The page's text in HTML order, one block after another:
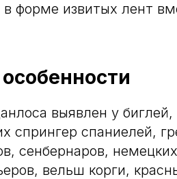
в форме извитых лент
выявлен у биглей,
спрингер спаниелей,
сенбернаров,
вельш корги,